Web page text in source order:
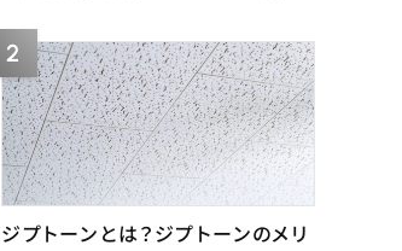
ジプトーンとは？ジプトーンのメリ